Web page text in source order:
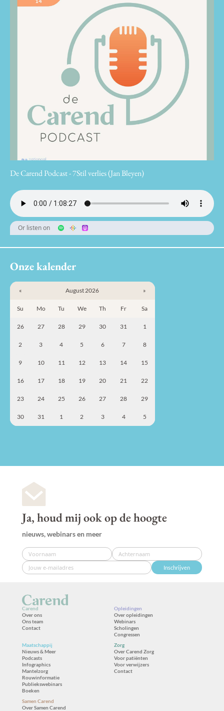
De Carend Podcast - 7Stil verlies (Jan Bleyen)
Or listen on
Onze kalender
« August 2026 »
Su Mo Tu We Th Fr Sa
26 27 28 29 30 31 1
2 3 4 5 6 7 8
9 10 11 12 13 14 15
16 17 18 19 20 21 22
23 24 25 26 27 28 29
30 31 1 2 3 4 5
Ja, houd mij ook op de hoogte
nieuws, webinars en meer
Inschrijven
Carend
Over ons
Ons team
Contact
Opleidingen
Over opleidingen
Webinars
Scholingen
Congressen
Maatschappij
Nieuws & Meer
Podcasts
Infographics
Mantelzorg
Rouwinformatie
Publiekswebinars
Boeken
Zorg
Over Carend Zorg
Voor patiënten
Voor verwijzers
Contact
Samen Carend
Over Samen Carend